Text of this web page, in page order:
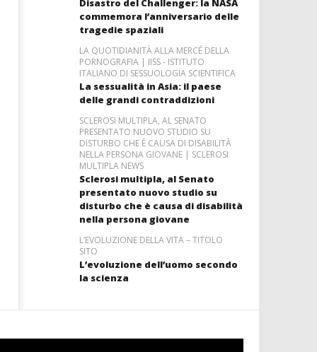
Disastro del Challenger: la NASA
commemora l’anniversario delle
tragedie spaziali
LA QUOTIDIANITÀ ALLA MERCÉ DELLA
PORNOGRAFIA | IISS - ISTITUTO
ITALIANO DI SESSUOLOGIA SCIENTIFICA
La sessualità in Asia: il paese
delle grandi contraddizioni
SCLEROSI MULTIPLA, AL SENATO
PRESENTATO NUOVO STUDIO SU
DISTURBO CHE È CAUSA DI DISABILITÀ
NELLA PERSONA GIOVANE | SCLEROSI
MULTIPLA NEWS
Sclerosi multipla, al Senato
presentato nuovo studio su
disturbo che è causa di disabilità
nella persona giovane
L’EVOLUZIONE DELLA VITA – TITOLO
SITO
L’evoluzione dell’uomo secondo
la scienza